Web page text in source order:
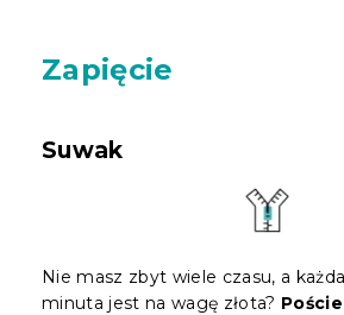
Zapięcie
Suwak
Nie masz zbyt wiele czasu, a
minuta jest na wagę złota?